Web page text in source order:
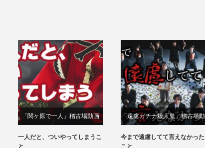
「関ヶ原で⼀⼈」稽古場動画
一人だと、ついやってしまうこ
と
「遠慮ガチナ殺人鬼」稽古場動
画
今まで遠慮してて言えなかった
こと